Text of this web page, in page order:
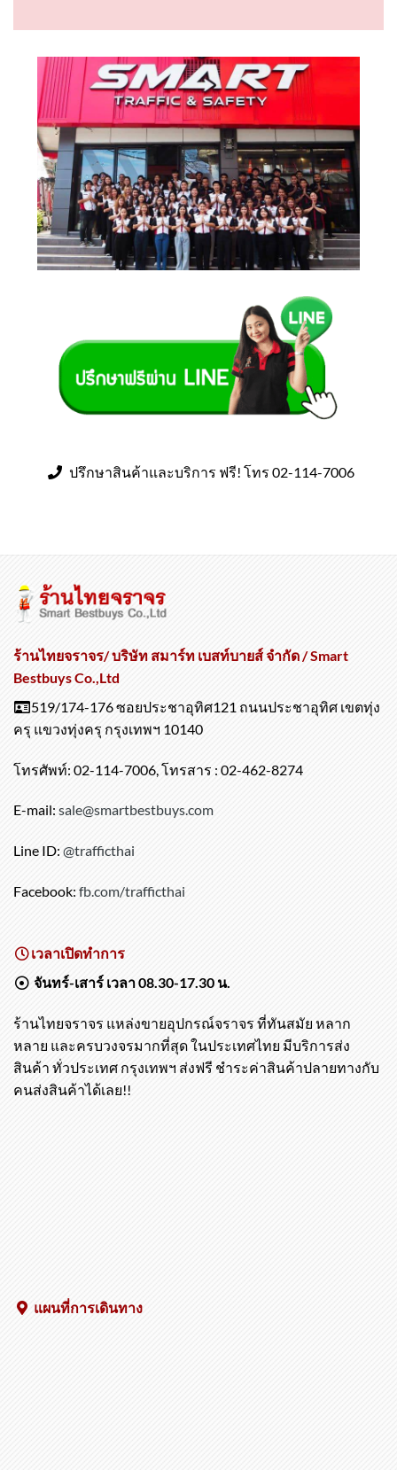
ปรึกษาสินค้าและบริการ ฟรี! โทร 02-114-7006
ร้านไทยจราจร/ บริษัท สมาร์ท เบสท์บายส์ จำกัด / Smart
Bestbuys Co.,Ltd
519/174-176 ซอยประชาอุทิศ121 ถนนประชาอุทิศ เขตทุ่ง
ครุ แขวงทุ่งครุ กรุงเทพฯ 10140
โทรศัพท์: 02-114-7006, โทรสาร : 02-462-8274
E-mail: sale@smartbestbuys.com
Line ID: @trafficthai
Facebook: fb.com/trafficthai
เวลาเปิดทำการ
จันทร์-เสาร์ เวลา 08.30-17.30 น.
ร้านไทยจราจร แหล่งขายอุปกรณ์จราจร ที่ทันสมัย หลาก
หลาย และครบวงจรมากที่สุด ในประเทศไทย มีบริการส่ง
สินค้า ทั่วประเทศ กรุงเทพฯ ส่งฟรี ชำระค่าสินค้าปลายทางกับ
คนส่งสินค้าได้เลย!!
แผนที่การเดินทาง